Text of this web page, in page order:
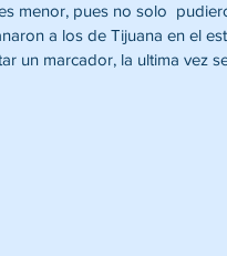
menor, pues no solo
a los de Tijuana en el
un marcador, la ultima vez